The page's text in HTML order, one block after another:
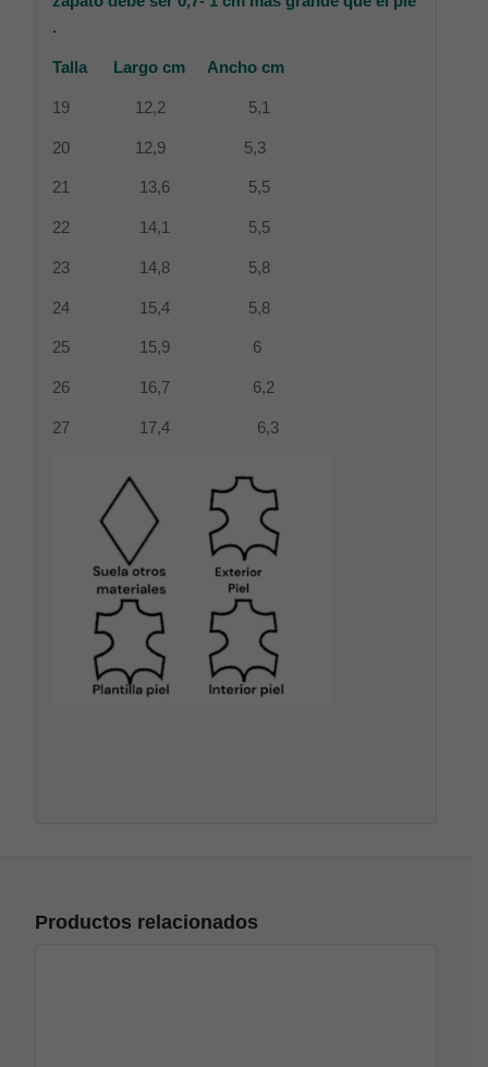
.
Talla Largo cm Ancho cm
19 12,2 5,1
20 12,9 5,3
21 13,6 5,5
22 14,1 5,5
23 14,8 5,8
24 15,4 5,8
25 15,9 6
26 16,7 6,2
27 17,4 6,3
Productos relacionados